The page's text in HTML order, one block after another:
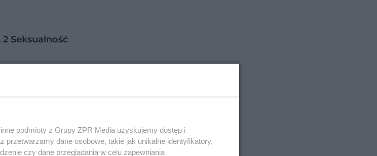
Seksualność
płciową muszą wykazywać objawy
(cis-płciowość to spójność pomiędzy
– PAP) wykazywały objawy dysforii
ciężkich zaburzeń psychicznych
podmioty z Grupy ZPR Media uzyskujemy dostęp i
przetwarzamy dane osobowe, takie jak unikalne identyfikatory,
czy dane przeglądania w celu zapewniania